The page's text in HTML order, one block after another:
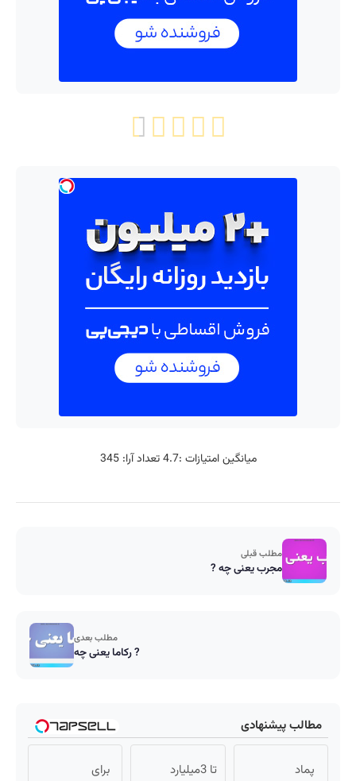
میانگین امتیازات :4.7تعداد آرا:345
مطلب قبلی
مجرب یعنی چه ?
مطلب بعدی
رکاما یعنی چه ?
مطالب پیشنهادی
پماد
تا 3میلیارد
برای